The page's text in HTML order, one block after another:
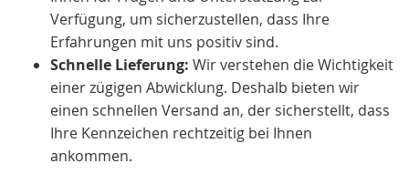
Verfügung, um sicherzustellen, dass Ihre
Erfahrungen mit uns positiv sind.
Schnelle Lieferung: Wir verstehen die Wichtigkeit
einer zügigen Abwicklung. Deshalb bieten wir
einen schnellen Versand an, der sicherstellt, dass
Ihre Kennzeichen rechtzeitig bei Ihnen
ankommen.